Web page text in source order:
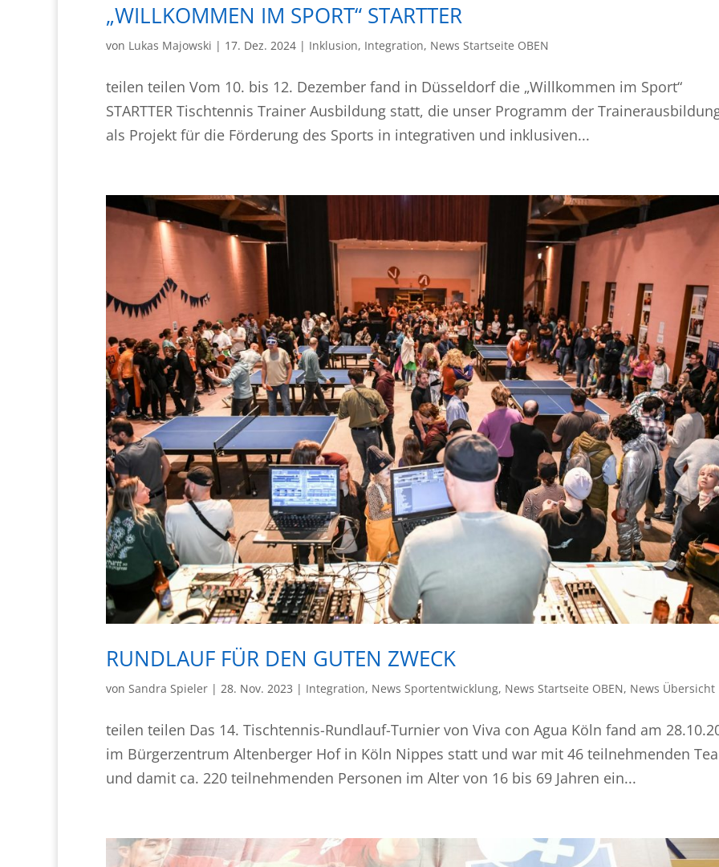
„WILLKOMMEN IM SPORT“ STARTTER
von Lukas Majowski | 17. Dez. 2024 | Inklusion, Integration, News Startseite OBEN
teilen teilen Vom 10. bis 12. Dezember fand in Düsseldorf die „Willkommen im Sport“
STARTTER Tischtennis Trainer Ausbildung statt, die unser Programm der
als Projekt für die Förderung des Sports in integrativen und inklusiven...
RUNDLAUF FÜR DEN GUTEN ZWECK
von Sandra Spieler | 28. Nov. 2023 | Integration, News Sportentwicklung, News Startseite OBEN, News Übersicht
teilen teilen Das 14. Tischtennis-Rundlauf-Turnier von Viva con Agua Köln fand am
im Bürgerzentrum Altenberger Hof in Köln Nippes statt und war mit 46 teilnehmenden
und damit ca. 220 teilnehmenden Personen im Alter von 16 bis 69 Jahren ein...